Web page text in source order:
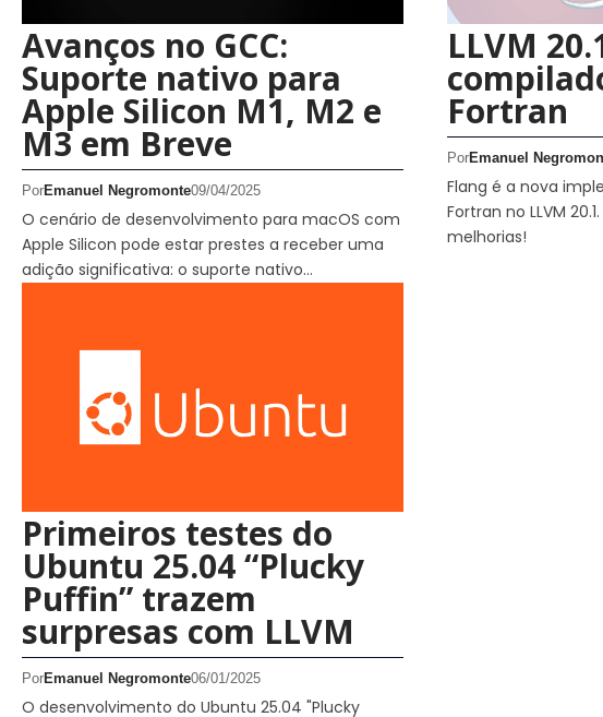
Avanços no GCC:
Suporte nativo para
Apple Silicon M1, M2 e
M3 em Breve
PorEmanuel Negromonte09/04/2025
O cenário de desenvolvimento para macOS com
Apple Silicon pode estar prestes a receber uma
adição significativa: o suporte nativo…
LLVM
Fortran
PorEmanuel
Flang é a nova
Fortran no LLVM
melhorias!
Primeiros testes do
Ubuntu 25.04 “Plucky
Puffin” trazem
surpresas com LLVM
PorEmanuel Negromonte06/01/2025
O desenvolvimento do Ubuntu 25.04 "Plucky